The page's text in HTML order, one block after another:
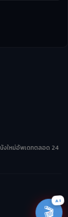
งใหม่อัพเดทตลอด 24
🎬
AI